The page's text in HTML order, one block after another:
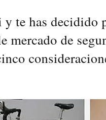
te has decidido
mercado de